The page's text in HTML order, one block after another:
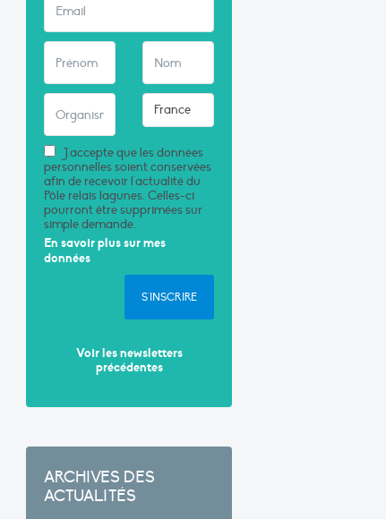
J'accepte que les données
personnelles soient conservées
afin de recevoir l'actualité du
Pôle relais lagunes. Celles-ci
pourront être supprimées sur
simple demande.
En savoir plus sur mes
données
S'INSCRIRE
Voir les newsletters
précédentes
ARCHIVES DES
ACTUALITÉS